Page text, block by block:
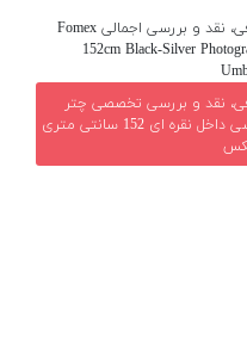
معرفی، نقد و بررسی اجمالی Fomex
152cm Black-Silver
نقد و بررسی تخصصی چتر
عکاسی داخل نقره ای 152 سانتی متری